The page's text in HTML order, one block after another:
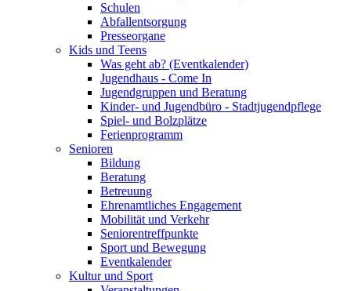
Schulen
Abfallentsorgung
Presseorgane
Kids und Teens
Was geht ab? (Eventkalender)
Jugendhaus - Come In
Jugendgruppen und Beratung
Kinder- und Jugendbüro - Stadtjugendpflege
Spiel- und Bolzplätze
Ferienprogramm
Senioren
Bildung
Beratung
Betreuung
Ehrenamtliches Engagement
Mobilität und Verkehr
Seniorentreffpunkte
Sport und Bewegung
Eventkalender
Kultur und Sport